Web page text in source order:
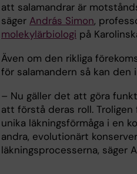
att salamandrar är
säger András Simon,
molekylärbiologi på
Även om den rikliga
för salamandern så kan den
– Nu gäller det att göra
att förstå deras roll.
unika läkningsförmåga i en
andra, evolutionärt
läkningsprocesserna, säger